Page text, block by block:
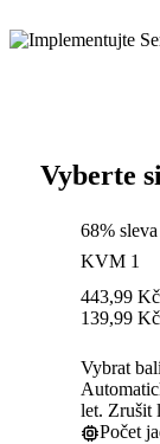
Vyberte
68% sleva
KVM 1
443,99 Kč
139,99 Kč
Vybrat
let. Zrušit
Počet